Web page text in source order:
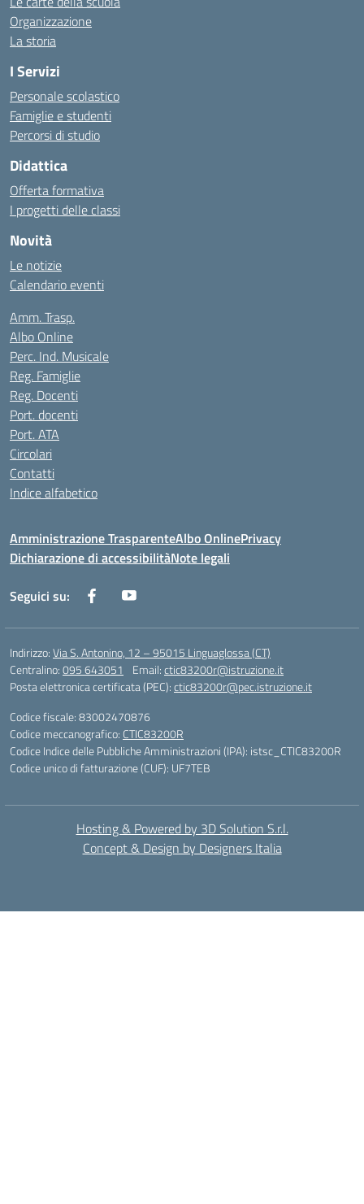
Organizzazione
La storia
I Servizi
Personale scolastico
Famiglie e studenti
Percorsi di studio
Didattica
Offerta formativa
I progetti delle classi
Novità
Le notizie
Calendario eventi
Amm. Trasp.
Albo Online
Perc. Ind. Musicale
Reg. Famiglie
Reg. Docenti
Port. docenti
Port. ATA
Circolari
Contatti
Indice alfabetico
Amministrazione TrasparenteAlbo OnlinePrivacy
Dichiarazione di accessibilitàNote legali
Seguici su:
Indirizzo:Via S. Antonino, 12 – 95015 Linguaglossa (CT)
Centralino:095 643051 Email:ctic83200r@istruzione.it
Posta elettronica certificata (PEC):ctic83200r@pec.istruzione.it
Codice fiscale: 83002470876
Codice meccanografico: CTIC83200R
Codice Indice delle Pubbliche Amministrazioni (IPA): istsc_CTIC83200R
Codice unico di fatturazione (CUF): UF7TEB
Hosting & Powered by 3D Solution S.r.l.
Concept & Design by Designers Italia